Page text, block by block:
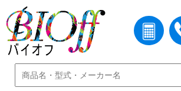
中古機器検索